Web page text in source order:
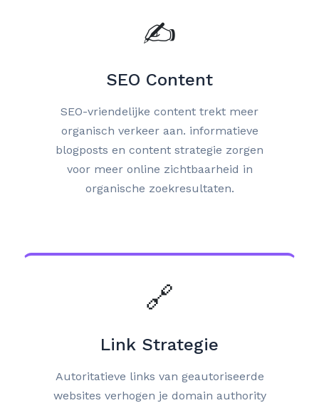
✍️
SEO Content
SEO-vriendelijke content trekt meer
organisch verkeer aan. informatieve
blogposts en content strategie zorgen
voor meer online zichtbaarheid in
organische zoekresultaten.
🔗
Link Strategie
Autoritatieve links van geautoriseerde
websites verhogen je domain authority